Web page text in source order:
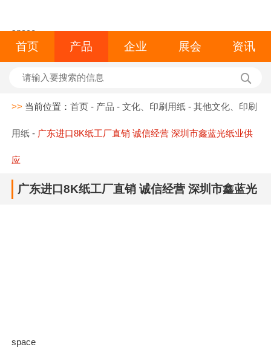
space
首页 产品 企业 展会 资讯
>> 当前位置：首页 - 产品 -文化、印刷用纸 -其他文化、印刷
用纸 - 广东进口8K纸工厂直销 诚信经营 深圳市鑫蓝光纸业供
应
广东进口8K纸工厂直销 诚信经营 深圳市鑫蓝光
space